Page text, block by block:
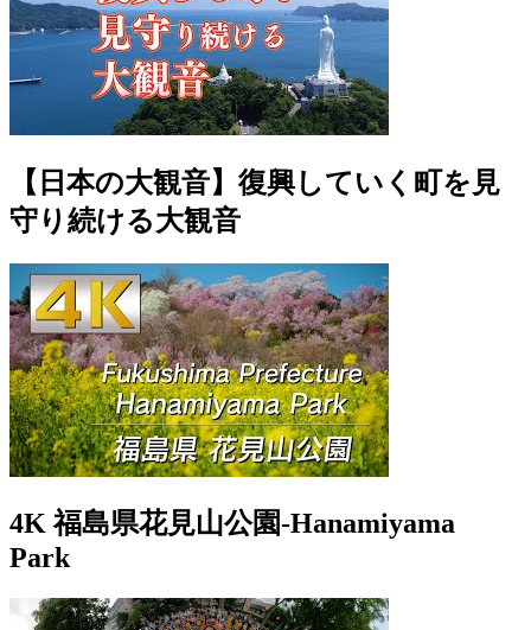
【日本の大観音】復興していく町を見
守り続ける大観音
4K 福島県花見山公園-Hanamiyama
Park